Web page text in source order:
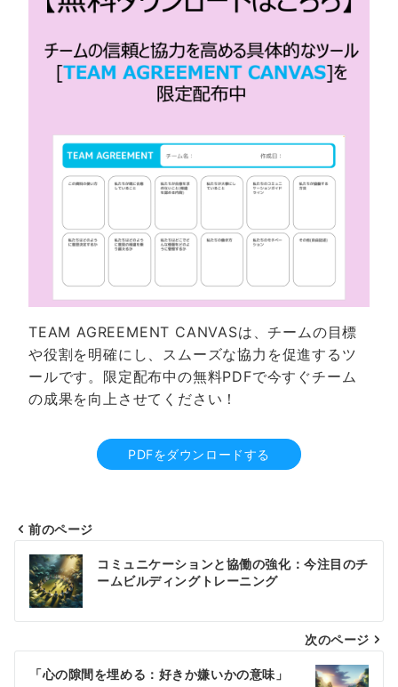
TEAM AGREEMENT CANVASは、チームの目標
や役割を明確にし、スムーズな協力を促進するツ
ールです。限定配布中の無料PDFで今すぐチーム
の成果を向上させてください！
PDFをダウンロードする
投
稿
ナ
ビ
前のページ
コミュニケーションと協働の強化：今注目のチ
ームビルディングトレーニング
次のページ
「心の隙間を埋める：好きか嫌いかの意味」